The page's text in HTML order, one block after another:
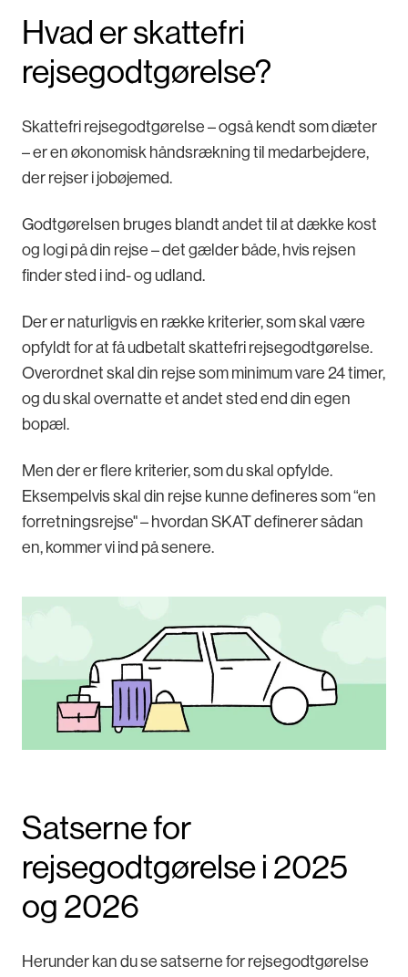
Hvad er skattefri
rejsegodtgørelse?
Skattefri rejsegodtgørelse – også kendt som diæter
– er en økonomisk håndsrækning til medarbejdere,
der rejser i jobøjemed.
Godtgørelsen bruges blandt andet til at dække kost
og logi på din rejse – det gælder både, hvis rejsen
finder sted i ind- og udland.
Der er naturligvis en række kriterier, som skal være
opfyldt for at få udbetalt skattefri rejsegodtgørelse.
Overordnet skal din rejse som minimum vare 24 timer,
og du skal overnatte et andet sted end din egen
bopæl.
Men der er flere kriterier, som du skal opfylde.
Eksempelvis skal din rejse kunne defineres som “en
forretningsrejse" – hvordan SKAT definerer sådan
en, kommer vi ind på senere.
Satserne for
rejsegodtgørelse i 2025
og 2026
Herunder kan du se satserne for rejsegodtgørelse